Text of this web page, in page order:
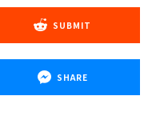
SUBMIT
SHARE